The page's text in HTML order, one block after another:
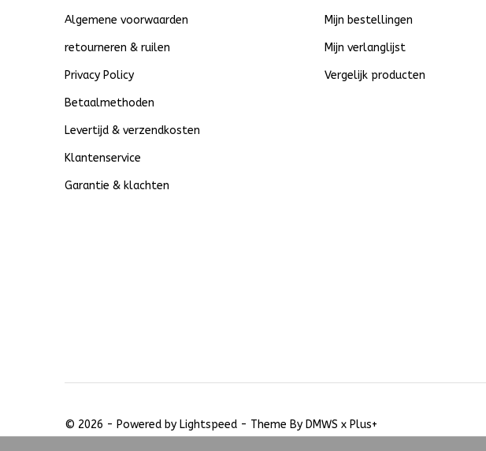
Algemene voorwaarden
retourneren & ruilen
Privacy Policy
Betaalmethoden
Levertijd & verzendkosten
Klantenservice
Garantie & klachten
Mijn bestellingen
Mijn verlanglijst
Vergelijk producten
© 2026 - Powered by Lightspeed - Theme By DMWS x Plus+